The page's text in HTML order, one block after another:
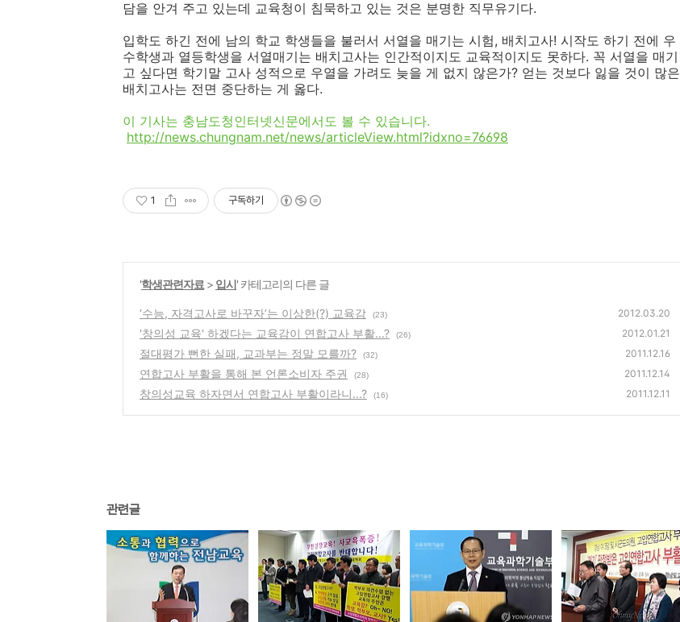
담을 안겨 주고 있는데 교육청이 침묵하고 있는 것은 분명한 직무유기다.
입학도 하긴 전에 남의 학교 학생들을 불러서 서열을 매기는 시험, 배치고사! 시작도 하기 전에 우
수학생과 열등학생을 서열매기는 배치고사는 인간적이지도 교육적이지도 못하다. 꼭 서열을 매기
고 싶다면 학기말 고사 성적으로 우열을 가려도 늦을 게 없지 않은가? 얻는 것보다 잃을 것이 많은
배치고사는 전면 중단하는 게 옳다.
이 기사는 충남도청인터넷신문에서도 볼 수 있습니다.
http://news.chungnam.net/news/articleView.html?idxno=76698
1 구독하기
'학생관련자료 > 입시' 카테고리의 다른 글
‘수능, 자격고사로 바꾸자’는 이상한(?) 교육감 (23) 2012.03.20
'창의성 교육' 하겠다는 교육감이 연합고사 부활...? (26) 2012.01.21
절대평가 뻔한 실패, 교과부는 정말 모를까? (32) 2011.12.16
연합고사 부활을 통해 본 언론소비자 주권 (28) 2011.12.14
창의성교육 하자면서 연합고사 부활이라니...? (16) 2011.12.11
관련글